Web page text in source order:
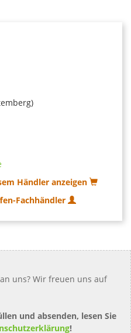
Händler anzeigen
Fachhändler
uns? Wir freuen uns auf
und absenden, lesen Sie
!